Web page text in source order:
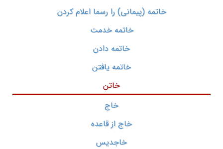
خاتمه (پیمانی) را رسما اعلام کردن
خاتمه خدمت
خاتمه دادن
خاتمه یافتن
خاتن
خاج
خاج از قاعده
خاجدیس